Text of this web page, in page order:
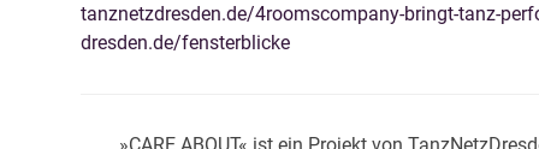
tanznetzdresden.de/4roomscompany-bringt-tanz-
dresden.de/fensterblicke